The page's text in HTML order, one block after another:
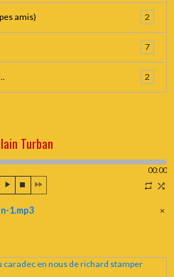
amis) 2
7
2
Turban
00:00
×
1.mp3